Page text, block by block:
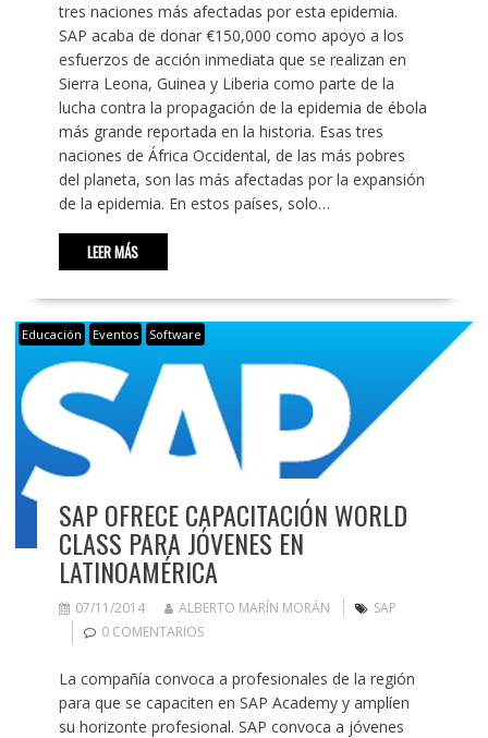
tres naciones más afectadas por esta epidemia.
SAP acaba de donar €150,000 como apoyo a los
esfuerzos de acción inmediata que se realizan en
Sierra Leona, Guinea y Liberia como parte de la
lucha contra la propagación de la epidemia de ébola
más grande reportada en la historia. Esas tres
naciones de África Occidental, de las más pobres
del planeta, son las más afectadas por la expansión
de la epidemia. En estos países, solo…
LEER MÁS
Educación Eventos Software
SAP OFRECE CAPACITACIÓN WORLD
CLASS PARA JÓVENES EN
LATINOAMÉRICA
07/11/2014 ALBERTO MARÍN MORÁN
SAP
0 COMENTARIOS
La compañía convoca a profesionales de la región
para que se capaciten en SAP Academy y amplíen
su horizonte profesional. SAP convoca a jóvenes